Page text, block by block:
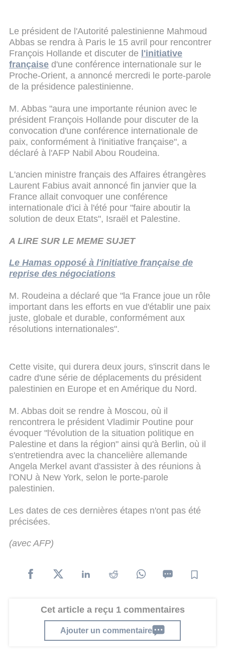
Le président de l'Autorité palestinienne Mahmoud
Abbas se rendra à Paris le 15 avril pour rencontrer
François Hollande et discuter de l'initiative
française d'une conférence internationale sur le
Proche-Orient, a annoncé mercredi le porte-parole
de la présidence palestinienne.
M. Abbas "aura une importante réunion avec le
président François Hollande pour discuter de la
convocation d'une conférence internationale de
paix, conformément à l'initiative française", a
déclaré à l'AFP Nabil Abou Roudeina.
L'ancien ministre français des Affaires étrangères
Laurent Fabius avait annoncé fin janvier que la
France allait convoquer une conférence
internationale d'ici à l'été pour "faire aboutir la
solution de deux Etats", Israël et Palestine.
A LIRE SUR LE MEME SUJET
Le Hamas opposé à l'initiative française de
reprise des négociations
M. Roudeina a déclaré que "la France joue un rôle
important dans les efforts en vue d'établir une paix
juste, globale et durable, conformément aux
résolutions internationales".
Cette visite, qui durera deux jours, s'inscrit dans le
cadre d'une série de déplacements du président
palestinien en Europe et en Amérique du Nord.
M. Abbas doit se rendre à Moscou, où il
rencontrera le président Vladimir Poutine pour
évoquer "l'évolution de la situation politique en
Palestine et dans la région" ainsi qu'à Berlin, où il
s'entretiendra avec la chancelière allemande
Angela Merkel avant d'assister à des réunions à
l'ONU à New York, selon le porte-parole
palestinien.
Les dates de ces dernières étapes n'ont pas été
précisées.
(avec AFP)
Cet article a reçu 1 commentaires
Ajouter un commentaire